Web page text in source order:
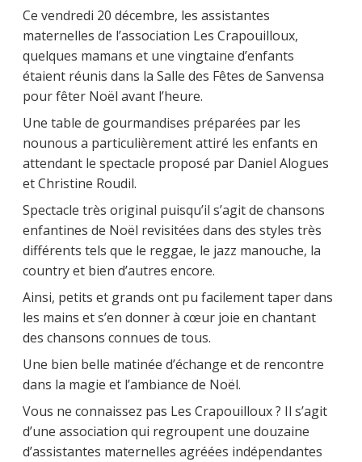
Ce vendredi 20 décembre, les assistantes
maternelles de l’association Les Crapouilloux,
quelques mamans et une vingtaine d’enfants
étaient réunis dans la Salle des Fêtes de Sanvensa
pour fêter Noël avant l’heure.
Une table de gourmandises préparées par les
nounous a particulièrement attiré les enfants en
attendant le spectacle proposé par Daniel Alogues
et Christine Roudil.
Spectacle très original puisqu’il s’agit de chansons
enfantines de Noël revisitées dans des styles très
différents tels que le reggae, le jazz manouche, la
country et bien d’autres encore.
Ainsi, petits et grands ont pu facilement taper dans
les mains et s’en donner à cœur joie en chantant
des chansons connues de tous.
Une bien belle matinée d’échange et de rencontre
dans la magie et l’ambiance de Noël.
Vous ne connaissez pas Les Crapouilloux ? Il s’agit
d’une association qui regroupent une douzaine
d’assistantes maternelles agréées indépendantes